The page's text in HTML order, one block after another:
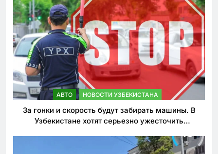
АВТО НОВОСТИ УЗБЕКИСТАНА
За гонки и скорость будут забирать машины. В
Узбекистане хотят серьезно ужесточить